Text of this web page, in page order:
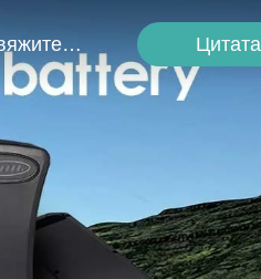
Свяжитесь С Нами Цитата